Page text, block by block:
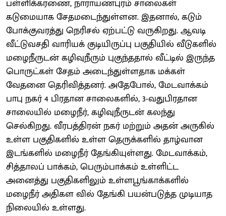
பள்ளிக்கரணை, நாராயணபுரம் சாலைகள்
கடுமையாக சேதமடைந்துள்ளன. இதனால், கடும்
போக்குவரத்து நெரிசல் ஏற்பட்டு வருகிறது. ஆவடி
வீட்டுவசதி வாரியக் குடியிருப்பு பகுதியில் வீடுகளில்
மழைநீருடன் கழிவுநீரும் புகுந்ததால் வீட்டில் இருந்த
பொருட்கள் சேதம் அடைந்துள்ளதாக மக்கள்
வேதனை தெரிவித்தனர். அதேபோல், மேடவாக்கம்
பாபு நகர் 4 பிரதான சாலைகளில், 3-வதுபிரதான
சாலையில் மழைநீர், கழிவுநீருடன் கலந்து
செல்கிறது. வீரபத்திரன் நகர் மற்றும் அதன் அருகில்
உள்ள பகுதிகளில் உள்ள தெருக்களில் தாழ்வான
இடங்களில் மழைநீர் தேங்கியுள்ளது. மேடவாக்கம்,
சித்தாலப் பாக்கம், பெரும்பாக்கம் உள்ளிட்ட
அனைத்து பகுதிகளிலும் உள்ளபூங்காக்களில்
மழைநீர் அதிகள வில் தேங்கி பயன்படுத்த முடியாத
நிலையில் உள்ளது.